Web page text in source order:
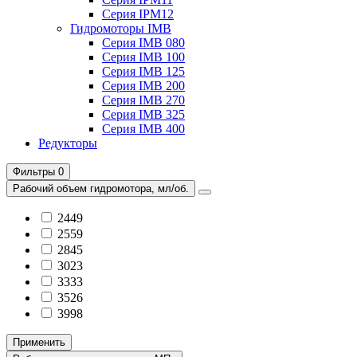
Серия IPM12
Гидромоторы IMB
Серия IMB 080
Серия IMB 100
Серия IMB 125
Серия IMB 200
Серия IMB 270
Серия IMB 325
Серия IMB 400
Редукторы
Фильтры 0
Рабочий объем гидромотора, мл/об.
2449
2559
2845
3023
3333
3526
3998
Применить